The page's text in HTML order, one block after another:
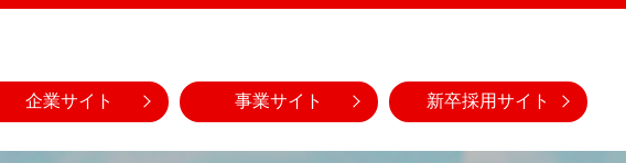
企業サイト 事業サイト 新卒採用サイト